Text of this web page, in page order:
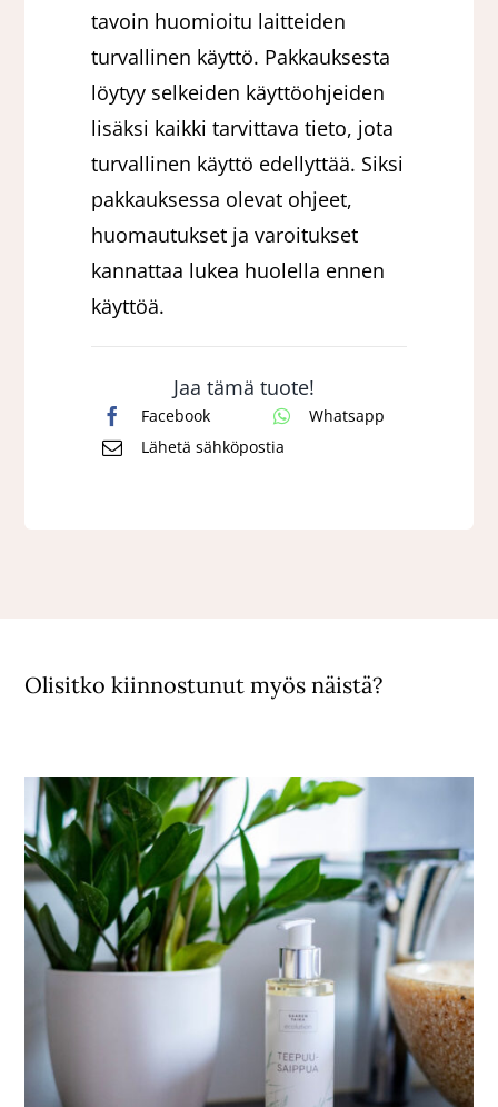
tavoin huomioitu laitteiden
turvallinen käyttö. Pakkauksesta
löytyy selkeiden käyttöohjeiden
lisäksi kaikki tarvittava tieto, jota
turvallinen käyttö edellyttää. Siksi
pakkauksessa olevat ohjeet,
huomautukset ja varoitukset
kannattaa lukea huolella ennen
käyttöä.
Jaa tämä tuote!
Facebook
Whatsapp
Lähetä sähköpostia
Olisitko kiinnostunut myös näistä?